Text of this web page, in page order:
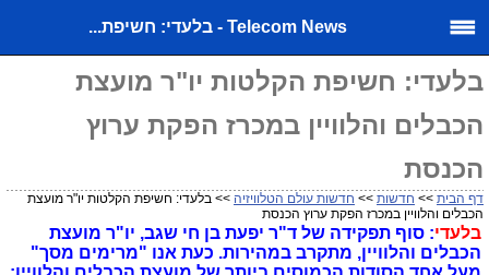
Telecom News - בלעדי: חשיפת...
בלעדי: חשיפת הקלטות יו"ר מועצת
הכבלים והלוויין במכרז הפקת ערוץ
הכנסת
דף הבית >> חדשות >> חדשות עולם הטלוויזיה >> בלעדי: חשיפת הקלטות יו"ר מועצת
הכבלים והלוויין במכרז הפקת ערוץ הכנסת
בלעדי: סוף תפקידה של ד"ר יפעת בן חי שגב, יו"ר מועצת
הכבלים והלוויין, מתקרב במהירות. כעת אנו "מרימים מסך"